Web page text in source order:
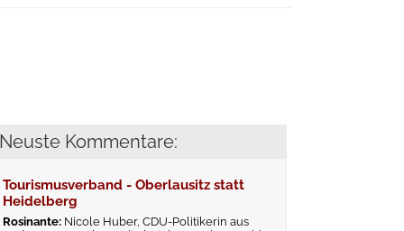
Neuste Kommentare:
Tourismusverband - Oberlausitz statt
Heidelberg
Rosinante: Nicole Huber, CDU-Politikerin aus